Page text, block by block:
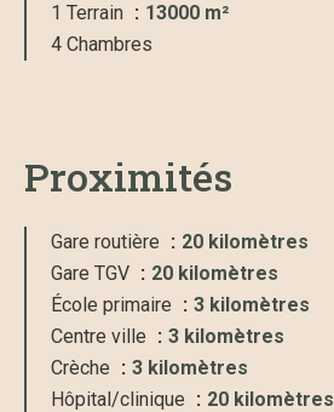
1 Terrain
13000 m²
4 Chambres
Proximités
Gare routière
20 kilomètres
Gare TGV
20 kilomètres
École primaire
3 kilomètres
Centre ville
3 kilomètres
Crèche
3 kilomètres
Hôpital/clinique
20 kilomètres